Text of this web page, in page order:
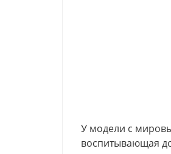
У модели с
воспитывающая